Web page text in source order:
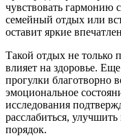
чувствовать гармонию
семейный отдых или
оставит яркие
Такой отдых не только
влияет на здоровье.
прогулки благотворно
эмоциональное
исследования
расслабиться,
порядок.